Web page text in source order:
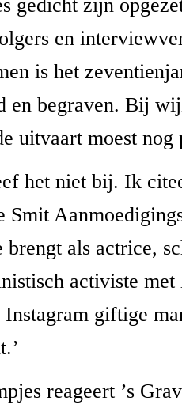
gedicht zijn
en
is het
en begraven. Bij
uitvaart moest nog
het niet bij. Ik
Smit
brengt als actrice,
activiste met
giftige
reageert ’s